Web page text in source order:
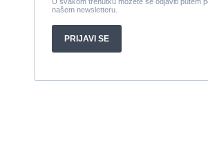
Cijena:27.000 EUR
1998, 19 x 5 m, Volvo penta 306ks
M/B San snova